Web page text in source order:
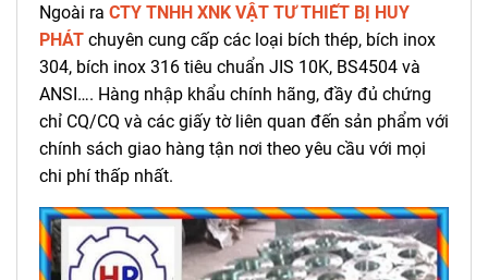
Ngoài ra CTY TNHH XNK VẬT TƯ THIẾT BỊ HUY
PHÁT chuyên cung cấp các loại bích thép, bích inox
304, bích inox 316 tiêu chuẩn JIS 10K, BS4504 và
ANSI…. Hàng nhập khẩu chính hãng, đầy đủ chứng
chỉ CQ/CQ và các giấy tờ liên quan đến sản phẩm với
chính sách giao hàng tận nơi theo yêu cầu với mọi
chi phí thấp nhất.